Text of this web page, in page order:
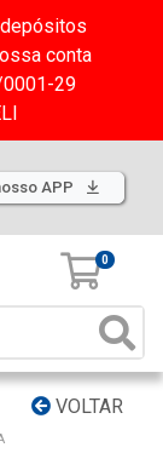
depósitos
conta
0001-29
APP
0
VOLTAR